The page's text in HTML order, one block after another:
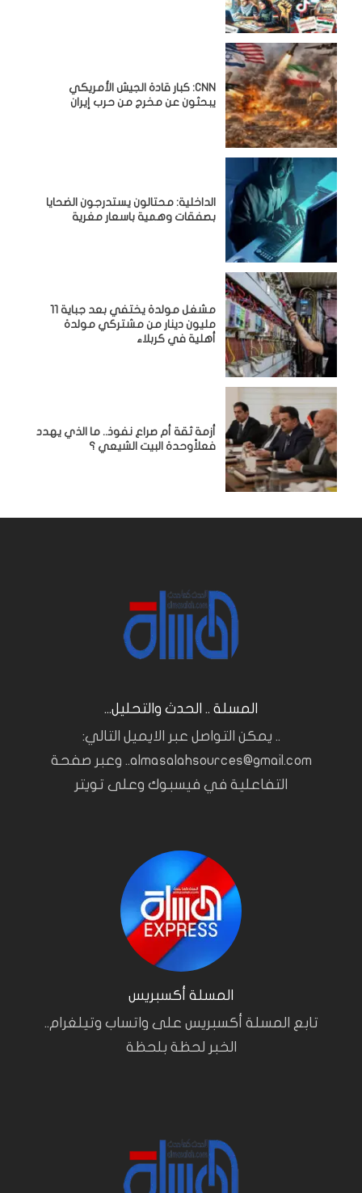
CNN: كبار قادة الجيش الأمريكي
يبحثون عن مخرج من حرب إيران
الداخلية: محتالون يستدرجون الضحايا
بصفقات وهمية باسعار مغرية
مشغل مولدة يختفي بعد جباية 11
مليون دينار من مشتركي مولدة
أهلية في كربلاء
أزمة ثقة أم صراع نفوذ.. ما الذي يهدد
فعلاًوحدة البيت الشيعي ؟
المسلة .. الحدث والتحليل...
.. يمكن التواصل عبر الايميل التالي:
almasalahsources@gmail.com.. وعبر صفحة
التفاعلية في فيسبوك وعلى تويتر
المسلة أكسبريس
تابع المسلة أكسبريس على واتساب وتيلغرام..
الخبر لحظة بلحظة